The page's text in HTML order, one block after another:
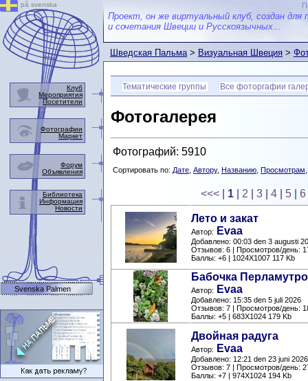
Проект, он же виртуальный клуб, создан для
и сочетания Швеции и Русскоязычных...
Шведская Пальма>Визуальная Швеция>
Тематические группы Все фоторгафии
Фотогалерея
Фотографий: 5910
Сортировать по: Дате Автору, Названию Просмотрам
<<< 1 2 |3 |4 5 |6
Лето и закат
Автор: Evaa
Добавлено: 00:03 den 3 augusti
Отзывов: 6 | Просмотров/день:
Баллы: +6 | 1024X1007 117 Kb
Бабочка
Автор: Evaa
Добавлено: 15:35 den 5 juli 2026
Отзывов: 7 | Просмотров/день:
Баллы: +5 | 683X1024 179 Kb
Двойная радуга
Автор: Evaa
Добавлено: 12:21 den 23 juni 2026
Отзывов: 7 | Просмотров/день:
Баллы: +7 | 974X1024 194 Kb
på svenska
Клуб
Мероприятия
Посетители
Фотографии
Маркет
Форум
Объявления
Библиотека
Информация
Новости
Svenska Palmen